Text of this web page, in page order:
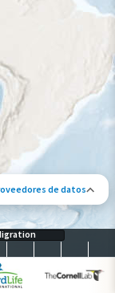
de datos
socios contribuyeron
estación
año